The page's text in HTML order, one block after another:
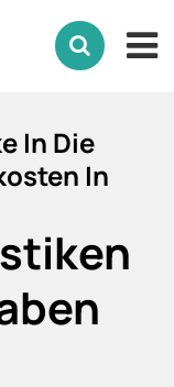
In Die
In